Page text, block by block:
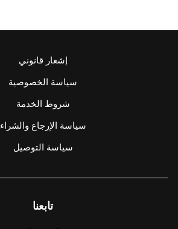
إشعار قانوني
سياسة الخصوصية
شروط الخدمة
سياسة الإرجاع والشراء
سياسة التوصيل
تابعنا